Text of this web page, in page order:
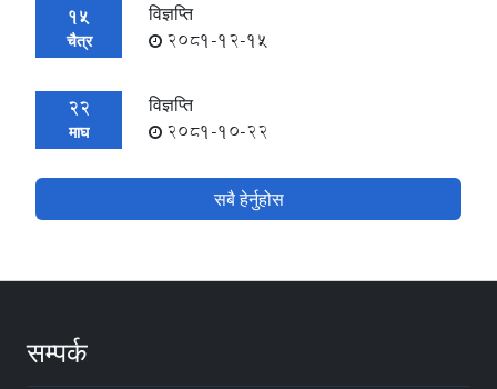
15
चैत्र
विज्ञप्ति
2081-12-15
22
माघ
विज्ञप्ति
2081-10-22
सबै हेर्नुहोस
सम्पर्क